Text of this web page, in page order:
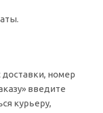
номер
введите
курьеру,